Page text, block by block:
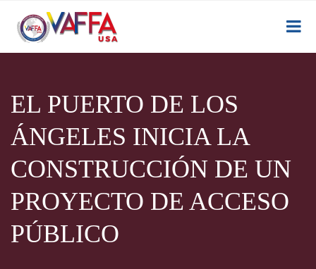
EL PUERTO DE LOS
ÁNGELES INICIA LA
CONSTRUCCIÓN DE UN
PROYECTO DE ACCESO
PÚBLICO